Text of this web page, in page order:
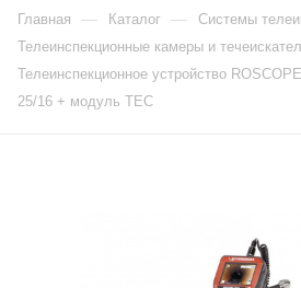
Главная — Каталог — Системы
Телеинспекционные камеры и
Телеинспекционное устройство
25/16 + модуль TEC